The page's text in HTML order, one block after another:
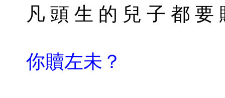
凡 頭 生 的 兒 子 都 要
你贖左未？